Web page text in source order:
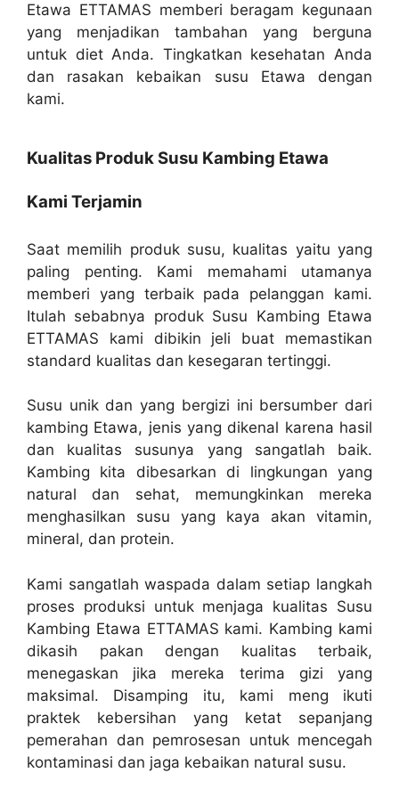
Etawa ETTAMAS memberi beragam kegunaan
yang menjadikan tambahan yang berguna
untuk diet Anda. Tingkatkan kesehatan Anda
dan rasakan kebaikan susu Etawa dengan
kami.
Kualitas Produk Susu Kambing Etawa
Kami Terjamin
Saat memilih produk susu, kualitas yaitu yang
paling penting. Kami memahami utamanya
memberi yang terbaik pada pelanggan kami.
Itulah sebabnya produk Susu Kambing Etawa
ETTAMAS kami dibikin jeli buat memastikan
standard kualitas dan kesegaran tertinggi.
Susu unik dan yang bergizi ini bersumber dari
kambing Etawa, jenis yang dikenal karena hasil
dan kualitas susunya yang sangatlah baik.
Kambing kita dibesarkan di lingkungan yang
natural dan sehat, memungkinkan mereka
menghasilkan susu yang kaya akan vitamin,
mineral, dan protein.
Kami sangatlah waspada dalam setiap langkah
proses produksi untuk menjaga kualitas Susu
Kambing Etawa ETTAMAS kami. Kambing kami
dikasih pakan dengan kualitas terbaik,
menegaskan jika mereka terima gizi yang
maksimal. Disamping itu, kami meng ikuti
praktek kebersihan yang ketat sepanjang
pemerahan dan pemrosesan untuk mencegah
kontaminasi dan jaga kebaikan natural susu.